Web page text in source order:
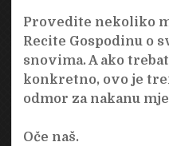
Provedite nekoliko
Recite Gospodinu o
snovima. A ako
konkretno, ovo je
odmor za nakanu
Oče naš.